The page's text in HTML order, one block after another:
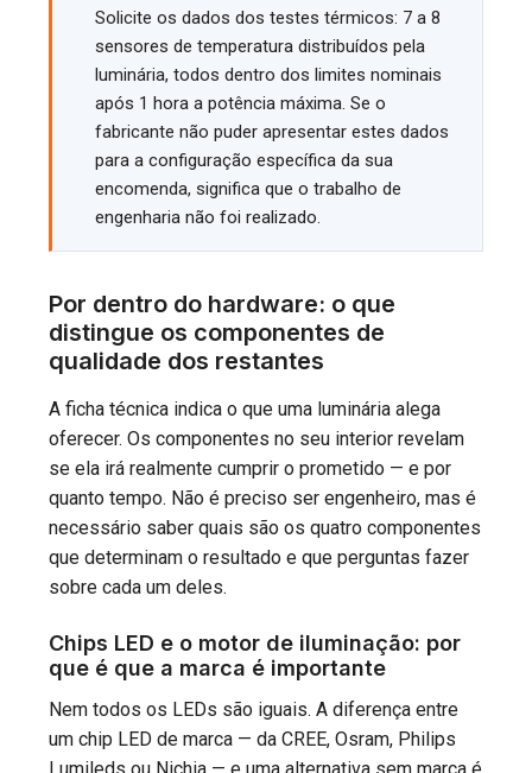
Solicite os dados dos testes térmicos: 7 a 8
sensores de temperatura distribuídos pela
luminária, todos dentro dos limites nominais
após 1 hora a potência máxima. Se o
fabricante não puder apresentar estes dados
para a configuração específica da sua
encomenda, significa que o trabalho de
engenharia não foi realizado.
Por dentro do hardware: o que
distingue os componentes de
qualidade dos restantes
A ficha técnica indica o que uma luminária alega
oferecer. Os componentes no seu interior revelam
se ela irá realmente cumprir o prometido — e por
quanto tempo. Não é preciso ser engenheiro, mas é
necessário saber quais são os quatro componentes
que determinam o resultado e que perguntas fazer
sobre cada um deles.
Chips LED e o motor de iluminação: por
que é que a marca é importante
Nem todos os LEDs são iguais. A diferença entre
um chip LED de marca — da CREE, Osram, Philips